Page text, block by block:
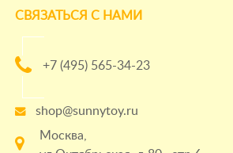
СВЯЗАТЬСЯ С НАМИ
+7 (495) 565-34-23
shop@sunnytoy.ru
Москва,